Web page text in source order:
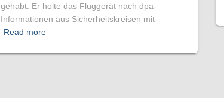
gehabt. Er holte das Fluggerät nach dpa-
Informationen aus Sicherheitskreisen mit
Read more